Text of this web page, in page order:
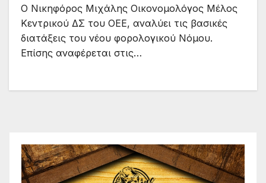
Ο Νικηφόρος Μιχάλης Οικονομολόγος Μέλος
Κεντρικού ΔΣ του ΟΕΕ, αναλύει τις βασικές
διατάξεις του νέου φορολογικού Νόμου.
Επίσης αναφέρεται στις…